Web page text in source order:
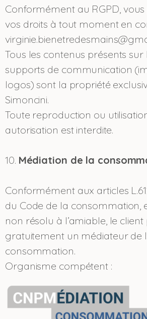
Conformément au RGPD,
vos droits à tout moment en
Tous les contenus présents sur
supports de communication
logos) sont la propriété
Simoncini.
Toute reproduction ou
autorisation est interdite.
10. Médiation de la
Conformément aux articles
du Code de la consommation,
non résolu à l’amiable, le client
gratuitement un médiateur de
consommation.
Organisme compétent :